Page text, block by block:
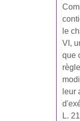
le
VI,
que
leur
L.